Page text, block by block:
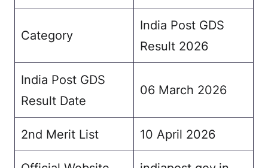
Category
India Post GDS
Result 2026
India Post GDS
Result Date
06 March 2026
2nd Merit List 10 April 2026